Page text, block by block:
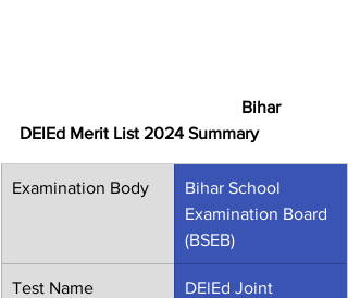
                      Bihar
DElEd Merit List 2024 Summary
Examination Body
Bihar School
Examination Board
(BSEB)
Test Name
DElEd Joint